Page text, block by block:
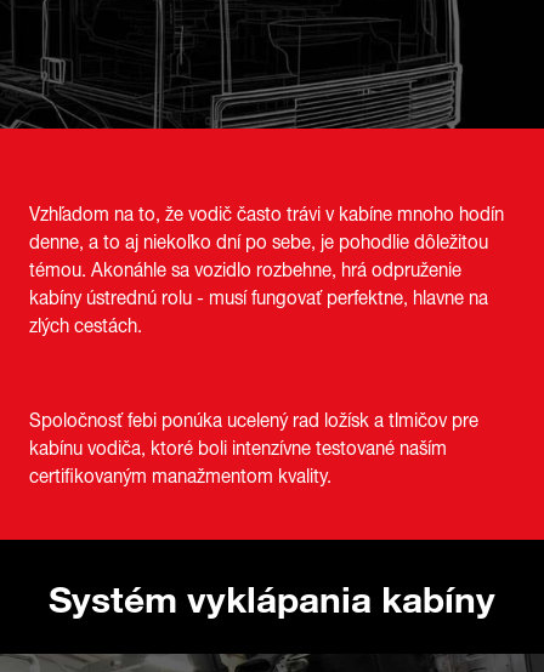
Vzhľadom na to, že vodič často trávi v kabíne mnoho hodín
denne, a to aj niekoľko dní po sebe, je pohodlie dôležitou
témou. Akonáhle sa vozidlo rozbehne, hrá odpruženie
kabíny ústrednú rolu - musí fungovať perfektne, hlavne na
zlých cestách.
Spoločnosť febi ponúka ucelený rad ložísk a tlmičov pre
kabínu vodiča, ktoré boli intenzívne testované naším
certifikovaným manažmentom kvality.
Systém vyklápania kabíny